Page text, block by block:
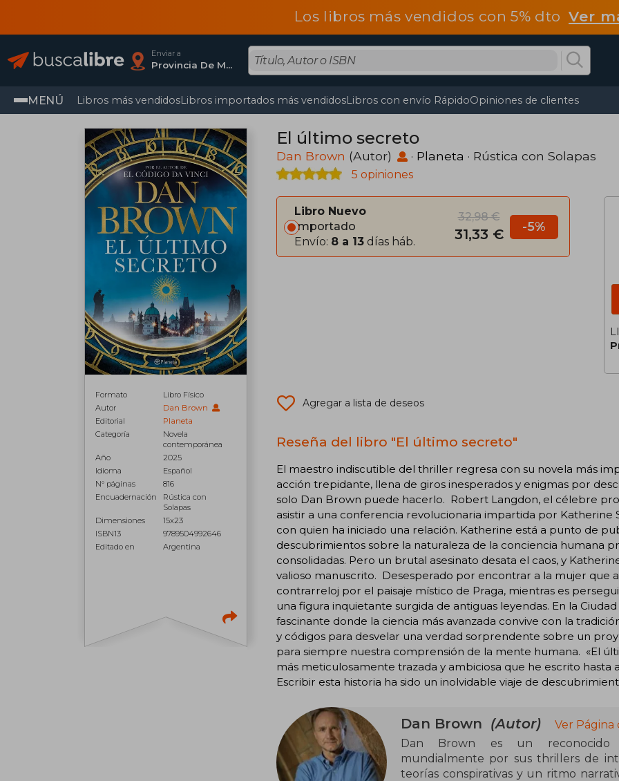
Los libros más vendidos con 5% dtoVer
Enviar a
Provincia De Madrid
MENÚ Libros más vendidosLibros importados más vendidosLibros con envío RápidoOpiniones de clientes
Formato
Libro Físico
Autor
Dan Brown
Editorial
Planeta
Categoría
Novela
contemporánea
Año
2025
Idioma
Español
N° páginas
816
Encuadernación
Rústica con
Solapas
Dimensiones
15x23
ISBN13
9789504992646
Editado en
Argentina
El último secreto
Dan Brown (Autor) · Planeta · Rústica con Solapas
5 opiniones
Libro Nuevo
Importado
Envío: 8 a 13 días háb.
32,98 €
31,33 € -5%
Agregar a lista de deseos
Reseña del libro "El último secreto"
El maestro indiscutible del thriller regresa con su novela más
acción trepidante, llena de giros inesperados y enigmas por
solo Dan Brown puede hacerlo. Robert Langdon, el célebre
asistir a una conferencia revolucionaria impartida por
con quien ha iniciado una relación. Katherine está a punto de
descubrimientos sobre la naturaleza de la conciencia humana
consolidadas. Pero un brutal asesinato desata el caos, y
valioso manuscrito. Desesperado por encontrar a la mujer que
contrarreloj por el paisaje místico de Praga, mientras es
una figura inquietante surgida de antiguas leyendas. En la
fascinante donde la ciencia más avanzada convive con la
y códigos para desvelar una verdad sorprendente sobre un
para siempre nuestra comprensión de la mente humana. «El
más meticulosamente trazada y ambiciosa que he escrito hasta
Escribir esta historia ha sido un inolvidable viaje de
Dan Brown (Autor)
Ver
Dan Brown es un reconocido
mundialmente por sus thrillers de
teorías conspirativas y un ritmo